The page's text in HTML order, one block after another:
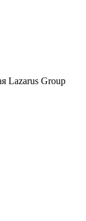
Lazarus Group